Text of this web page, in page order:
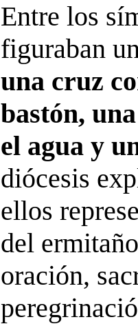
Entre los
figuraban
una cruz
bastón,
el agua y
diócesis
ellos
del
oración,